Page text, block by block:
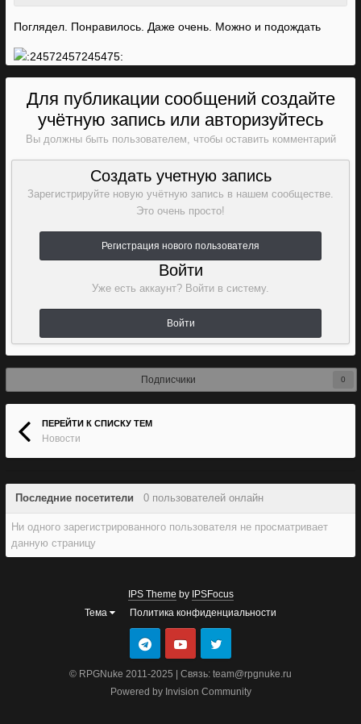
Поглядел. Понравилось. Даже очень. Можно и подождать
Для публикации сообщений создайте
учётную запись или авторизуйтесь
Вы должны быть пользователем, чтобы оставить комментарий
Создать учетную запись
Зарегистрируйте новую учётную запись в нашем сообществе.
Это очень просто!
Регистрация нового пользователя
Войти
Уже есть аккаунт? Войти в систему.
Войти
Подписчики 0
ПЕРЕЙТИ К СПИСКУ ТЕМ
Новости
Последние посетители 0 пользователей онлайн
Ни одного зарегистрированного пользователя не просматривает
данную страницу
IPS Theme by IPSFocus
Тема
Политика конфиденциальности
© RPGNuke 2011-2025 | Связь: team@rpgnuke.ru
Powered by Invision Community